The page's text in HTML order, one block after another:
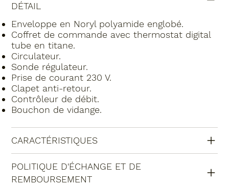
DÉTAIL
Enveloppe en Noryl polyamide englobé.
Coffret de commande avec thermostat digital
tube en titane.
Circulateur.
Sonde régulateur.
Prise de courant 230 V.
Clapet anti-retour.
Contrôleur de débit.
Bouchon de vidange.
CARACTÉRISTIQUES
POLITIQUE D'ÉCHANGE ET DE
REMBOURSEMENT